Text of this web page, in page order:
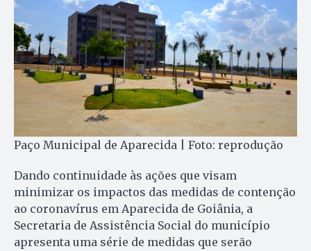
Paço Municipal de Aparecida | Foto: reprodução
Dando continuidade às ações que visam
minimizar os impactos das medidas de contenção
ao coronavírus em Aparecida de Goiânia, a
Secretaria de Assistência Social do município
apresenta uma série de medidas que serão